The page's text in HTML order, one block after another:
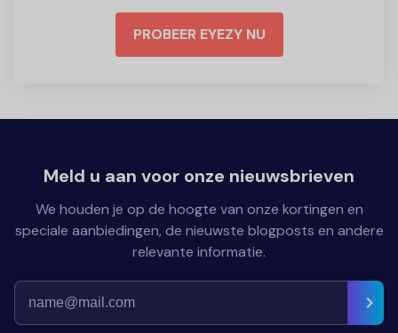
PROBEER EYEZY NU
Meld u aan voor onze nieuwsbrieven
We houden je op de hoogte van onze kortingen en
speciale aanbiedingen, de nieuwste blogposts en andere
relevante informatie.